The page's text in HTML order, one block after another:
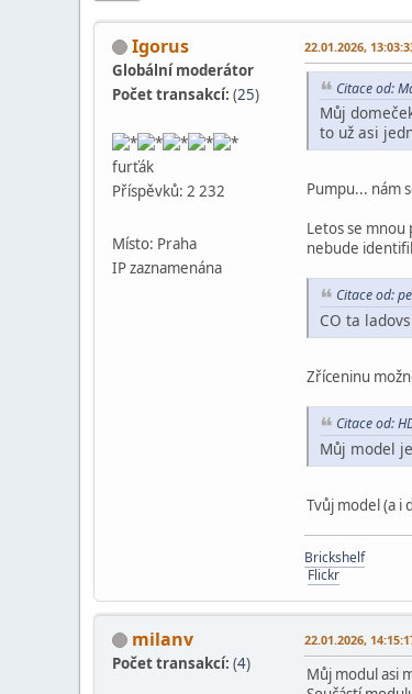
Igorus
Globální moderátor
Počet transakcí: (25)
furťák
Příspěvků: 2 232
Místo: Praha
IP zaznamenána
22.01.2026,
Citace od:
Můj
to už asi
Pumpu... nám
Letos se mnou
nebude
Citace od:
CO ta
Zříceninu
Citace od:
Můj model
Tvůj model (a i
Brickshelf
Flickr
milanv
Počet transakcí: (4)
22.01.2026,
Můj modul asi